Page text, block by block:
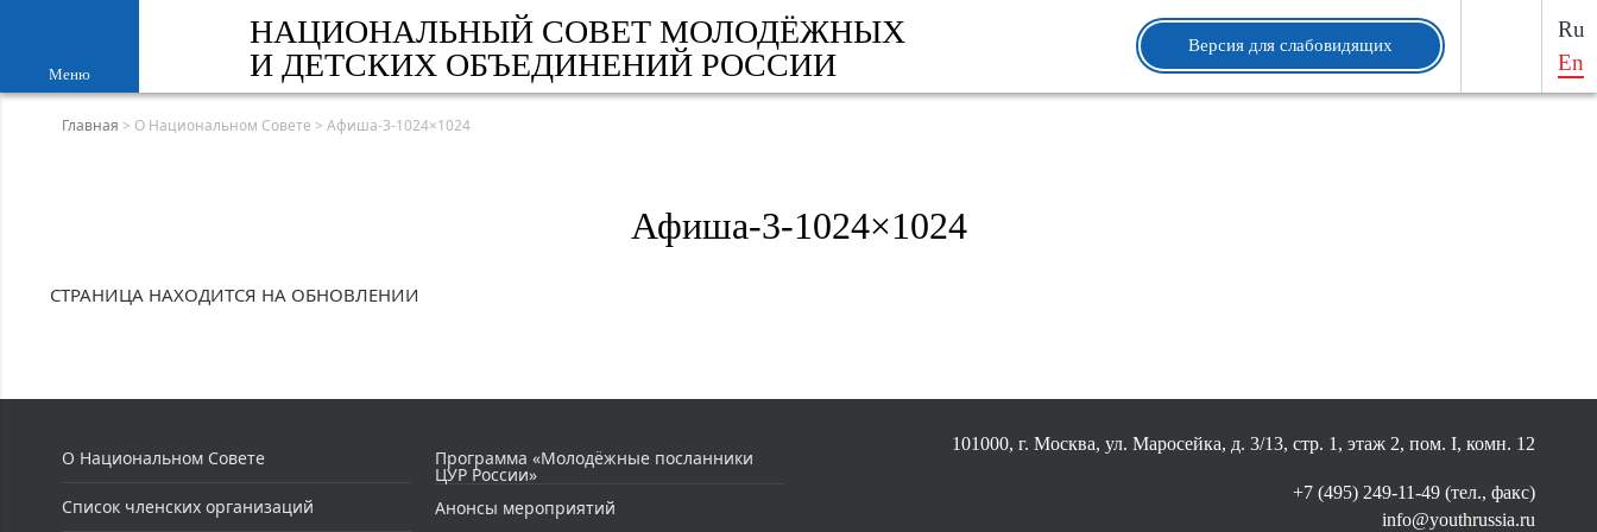
Меню
НАЦИОНАЛЬНЫЙ СОВЕТ МОЛОДЁЖНЫХ
И ДЕТСКИХ ОБЪЕДИНЕНИЙ РОССИИ
Ru
En
Версия для слабовидящих
Главная > О Национальном Совете > Афиша-3-1024×1024
Афиша-3-1024×1024
СТРАНИЦА НАХОДИТСЯ НА ОБНОВЛЕНИИ
О Национальном Совете
Список членских организаций
Программа «Молодёжные посланники
ЦУР России»
Анонсы мероприятий
101000, г. Москва, ул. Маросейка, д. 3/13, стр. 1, этаж 2, пом. I, комн. 12
+7 (495) 249-11-49 (тел., факс)
info@youthrussia.ru